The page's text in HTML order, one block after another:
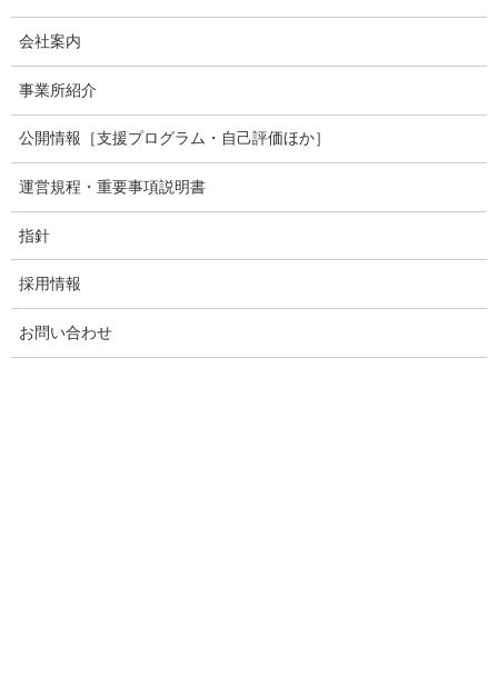
会社案内
事業所紹介
公開情報［支援プログラム・自己評価ほか］
運営規程・重要事項説明書
指針
採用情報
お問い合わせ